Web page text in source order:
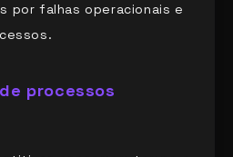
por falhas operacionais e
processos